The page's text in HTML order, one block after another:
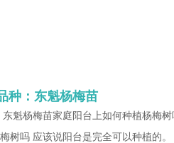
种：东魁杨梅苗
魁杨梅苗家庭阳台上如何种植杨梅
树吗 应该说阳台是完全可以种植的